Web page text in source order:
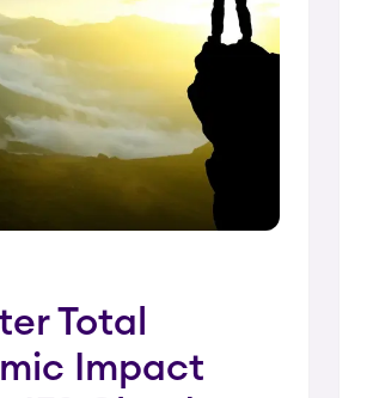
Total
Impact